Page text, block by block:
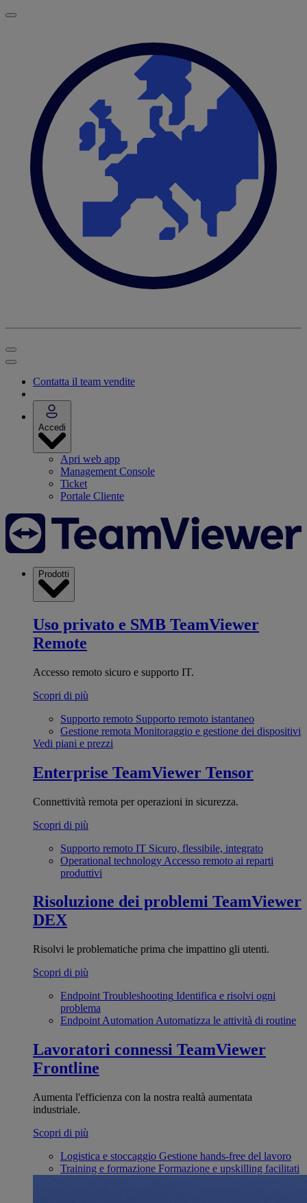
Contatta il team vendite
Accedi
Apri web app
Management Console
Ticket
Portale Cliente
Prodotti
Uso privato e SMB TeamViewer
Remote
Accesso remoto sicuro e supporto IT.
Scopri di più
Supporto remoto Supporto remoto istantaneo
Gestione remota Monitoraggio e gestione dei dispositivi
Vedi piani e prezzi
Enterprise TeamViewer Tensor
Connettività remota per operazioni in sicurezza.
Scopri di più
Supporto remoto IT Sicuro, flessibile, integrato
Operational technology Accesso remoto ai reparti
produttivi
Risoluzione dei problemi TeamViewer
DEX
Risolvi le problematiche prima che impattino gli utenti.
Scopri di più
Endpoint Troubleshooting Identifica e risolvi ogni
problema
Endpoint Automation Automatizza le attività di routine
Lavoratori connessi TeamViewer
Frontline
Aumenta l'efficienza con la nostra realtà aumentata
industriale.
Scopri di più
Logistica e stoccaggio Gestione hands-free del lavoro
Training e formazione Formazione e upskilling facilitati